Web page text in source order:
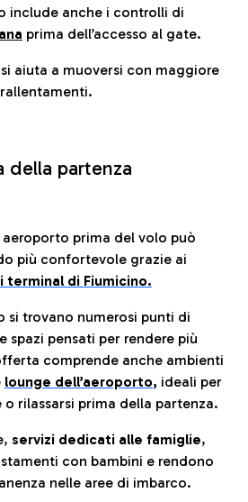
include anche i controlli di
prima dell’accesso al gate.
aiuta a muoversi con maggiore
della partenza
prima del volo può
più confortevole grazie ai
terminal di Fiumicino.
si trovano numerosi punti di
spazi pensati per rendere più
comprende anche ambienti
lounge dell’aeroporto, ideali per
rilassarsi prima della partenza.
servizi dedicati alle famiglie,
con bambini e rendono
nelle aree di imbarco.